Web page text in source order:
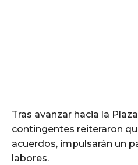
Tras avanzar hacia la
contingentes reiteraron
acuerdos, impulsarán un
labores.